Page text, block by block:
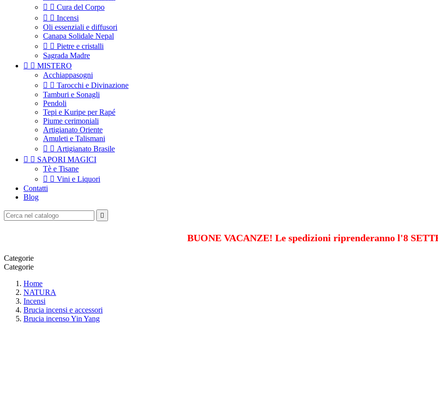
  Cura del Corpo
  Incensi
Oli essenziali e diffusori
Canapa Solidale Nepal
  Pietre e cristalli
Sagrada Madre
  MISTERO
Acchiappasogni
  Tarocchi e Divinazione
Tamburi e Sonagli
Pendoli
Tepi e Kuripe per Rapé
Piume cerimoniali
Artigianato Oriente
Amuleti e Talismani
  Artigianato Brasile
  SAPORI MAGICI
Tè e Tisane
  Vini e Liquori
Contatti
Blog

BUONE VACANZE! Le spedizioni riprenderanno l'8
Categorie
Categorie
Home
NATURA
Incensi
Brucia incensi e accessori
Brucia incenso Yin Yang